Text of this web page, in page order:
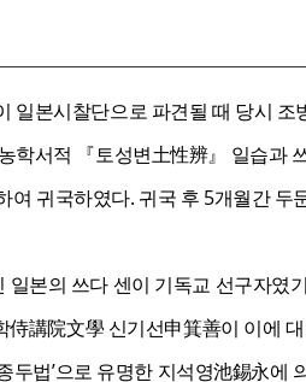
일본시찰단으로 파견될 때 당시
학서적 『토성변土性辨』 일습과
귀국하였다. 귀국 후 5개월간 두
본의 쓰다 센이 기독교 선구자였
講院文學 신기선申箕善이 이에
법’으로 유명한 지석영池錫永에